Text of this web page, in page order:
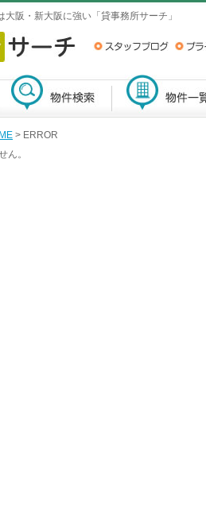
阪・新大阪に強い「貸事務所サーチ」
> ERROR
ん。